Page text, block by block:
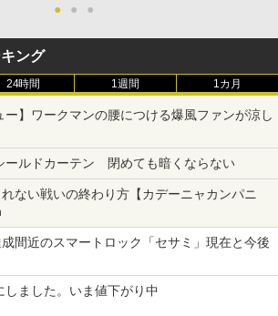
● ● ●
ング
24時間 1週間 1カ月
ー】ワークマンの腰につける爆風ファンが涼し
ールドカーテン 閉めても暗くならない
ない戦いの終わり方【カデーニャカンパニ
間近のスマートロック「セサミ」現在と今後
しました。いま値下がり中